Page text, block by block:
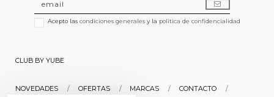
Acepto las condiciones generalesy la política de confidencialidad
CLUB BY YUBE
NOVEDADES OFERTAS MARCAS CONTACTO